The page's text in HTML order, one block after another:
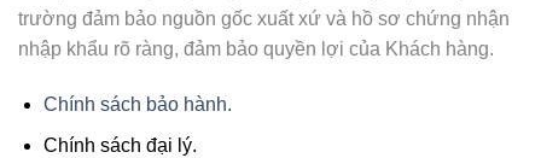
trường đảm bảo nguồn gốc xuất xứ và hồ sơ chứng nhận
nhập khẩu rõ ràng, đảm bảo quyền lợi của Khách hàng.
Chính sách bảo hành.
Chính sách đại lý.